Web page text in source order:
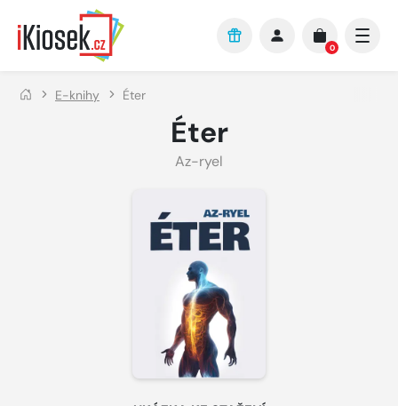
Přejít na hlavní obsah
0
E-knihy Éter
Éter
Az-ryel